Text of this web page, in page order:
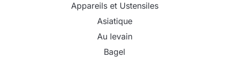
Appareils et Ustensiles
Asiatique
Au levain
Bagel